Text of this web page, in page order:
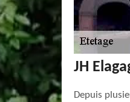
JH
Depuis